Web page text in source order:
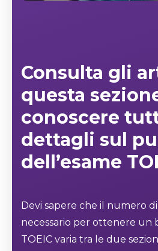
Consulta gli
questa
conoscere
dettagli sul
dell’esame
Devi sapere che il numero
necessario per ottenere un
TOEIC varia tra le due